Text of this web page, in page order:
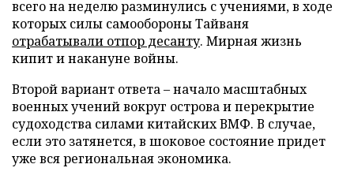
всего на неделю разминулись с учениями, в ходе
которых силы самообороны Тайваня
отрабатывали отпор десанту. Мирная жизнь
кипит и накануне войны.
Второй вариант ответа – начало масштабных
военных учений вокруг острова и перекрытие
судоходства силами китайских ВМФ. В случае,
если это затянется, в шоковое состояние придет
уже вся региональная экономика.